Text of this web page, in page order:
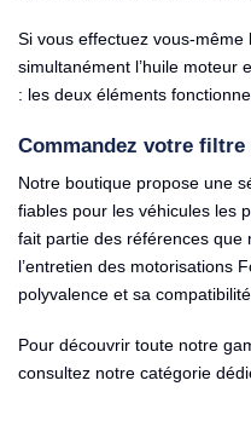
Si vous effectuez vous-
simultanément l’huile moteur
: les deux éléments
Commandez votre
Notre boutique propose une
fiables pour les véhicules les
fait partie des références que
l’entretien des motorisations
polyvalence et sa
Pour découvrir toute notre
consultez notre catégorie